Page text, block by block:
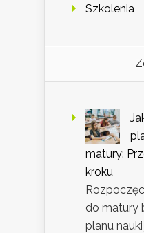
Szkolenia
matury:
kroku
do matury
planu